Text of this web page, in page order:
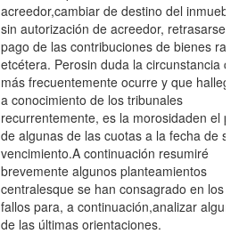
acreedor,cambiar de destino del inmueble
sin autorización de acreedor,
pago de las contribuciones de bienes
etcétera. Perosin duda la circunstancia
más frecuentemente ocurre y que
a conocimiento de los tribunales
recurrentemente, es la morosidaden el
de algunas de las cuotas a la fecha de su
vencimiento.A continuación resumiré
brevemente algunos planteamientos
centralesque se han consagrado en los
fallos para, a continuación,analizar
de las últimas orientaciones.